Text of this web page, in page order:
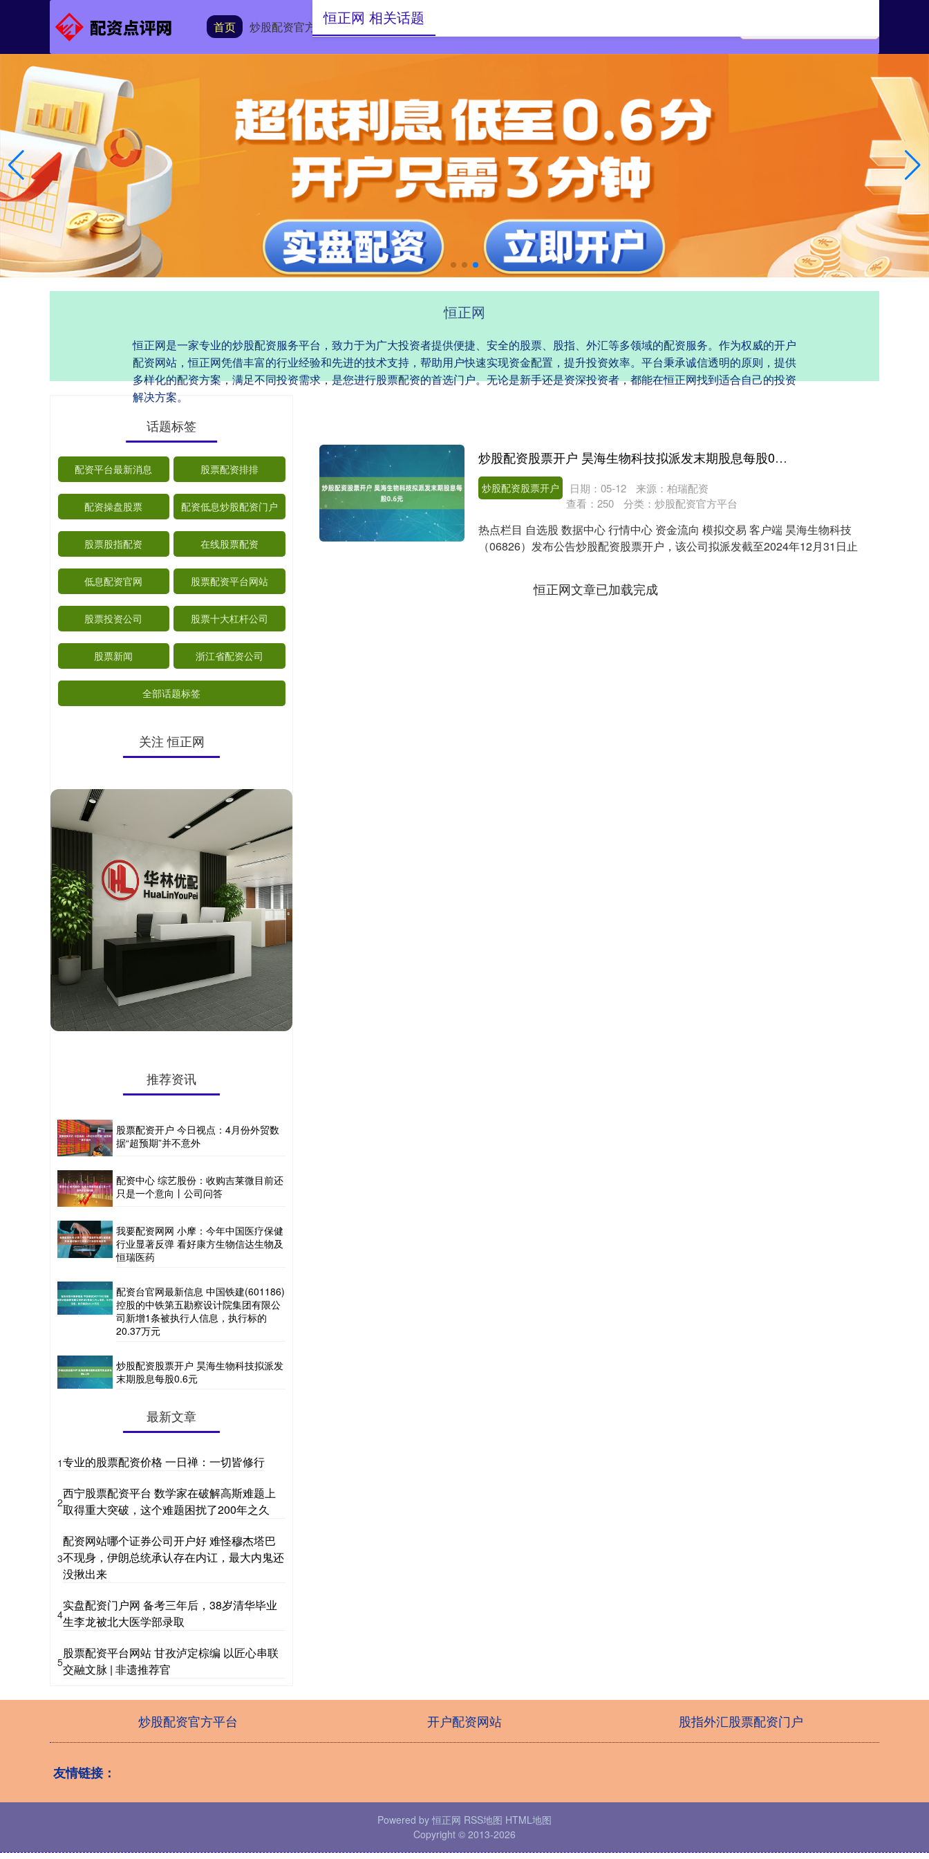
首页 炒股配资官方平台 开户配资网站
恒正网
恒正网是一家专业的炒股配资服务平台，致力于为广大投资者提供便捷、安全的股票、股指、外汇等多领域的配资服务。作为权威的开户
配资网站，恒正网凭借丰富的行业经验和先进的技术支持，帮助用户快速实现资金配置，提升投资效率。平台秉承诚信透明的原则，提供
多样化的配资方案，满足不同投资需求，是您进行股票配资的首选门户。无论是新手还是资深投资者，都能在恒正网找到适合自己的投资
解决方案。
恒正网 相关话题
炒股配资股票开户 昊海生物科技拟派发末期股息每股0.6元
炒股配资股票开户 日期：05-12
来源：柏瑞配资
查看： 250 分类： 炒股配资官方平台
热点栏目 自选股 数据中心 行情中心 资金流向 模拟交易 客户端 昊海生物科技
（06826）发布公告炒股配资股票开户，该公司拟派发截至2024年12月31日止
恒正网文章已加载完成
话题标签
配资平台最新消息 股票配资排排
配资操盘股票 配资低息炒股配资门户
股票股指配资 在线股票配资
低息配资官网 股票配资平台网站
股票投资公司 股票十大杠杆公司
股票新闻 浙江省配资公司
全部话题标签
关注 恒正网
推荐资讯
股票配资开户 今日视点：4月份外贸数
据“超预期”并不意外
配资中心 综艺股份：收购吉莱微目前还
只是一个意向丨公司问答
我要配资网网 小摩：今年中国医疗保健
行业显著反弹 看好康方生物信达生物及
恒瑞医药
配资台官网最新信息 中国铁建(601186)
控股的中铁第五勘察设计院集团有限公
司新增1条被执行人信息，执行标的
20.37万元
炒股配资股票开户 昊海生物科技拟派发
末期股息每股0.6元
最新文章
1专业的股票配资价格 一日禅：一切皆修行
2
西宁股票配资平台 数学家在破解高斯难题上
取得重大突破，这个难题困扰了200年之久
3
配资网站哪个证券公司开户好 难怪穆杰塔巴
不现身，伊朗总统承认存在内讧，最大内鬼还
没揪出来
4
实盘配资门户网 备考三年后，38岁清华毕业
生李龙被北大医学部录取
5
股票配资平台网站 甘孜泸定棕编 以匠心串联
交融文脉 | 非遗推荐官
炒股配资官方平台 开户配资网站 股指外汇股票配资门户
友情链接：
Powered by恒正网 RSS地图 HTML地图
Copyright © 2013-2026